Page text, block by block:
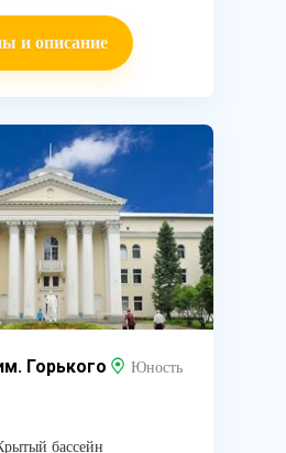
и описание
Горького Юность
бассейн